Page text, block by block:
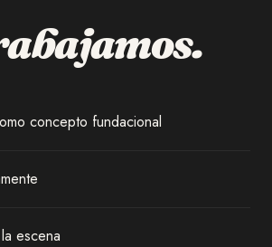
concepto fundacional
escena